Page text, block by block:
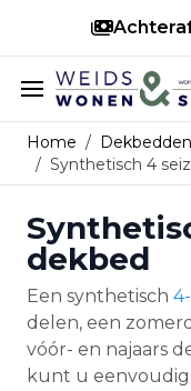
Ga naar de inhoud
Home / Dekbedden
/ Synthetisch 4
dekbed
Een synthetisch
delen, een
vóór- en najaars
kunt u